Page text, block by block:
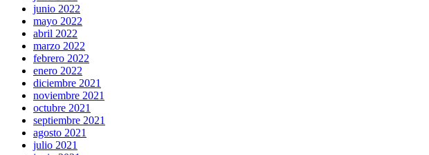
junio 2022
mayo 2022
abril 2022
marzo 2022
febrero 2022
enero 2022
diciembre 2021
noviembre 2021
octubre 2021
septiembre 2021
agosto 2021
julio 2021